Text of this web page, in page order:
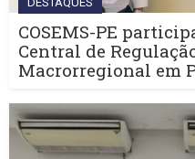
COSEMS-PE
Central de
Macrorregional em